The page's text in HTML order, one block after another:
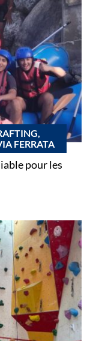
FERRATA
pour les